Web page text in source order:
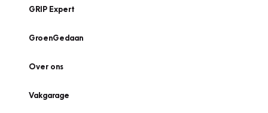
GRIP Expert
GroenGedaan
Over ons
Vakgarage